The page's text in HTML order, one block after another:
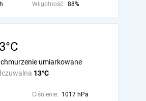
Wilgotność: 88%
13°C
umiarkowane
Ciśnienie: 1017 hPa